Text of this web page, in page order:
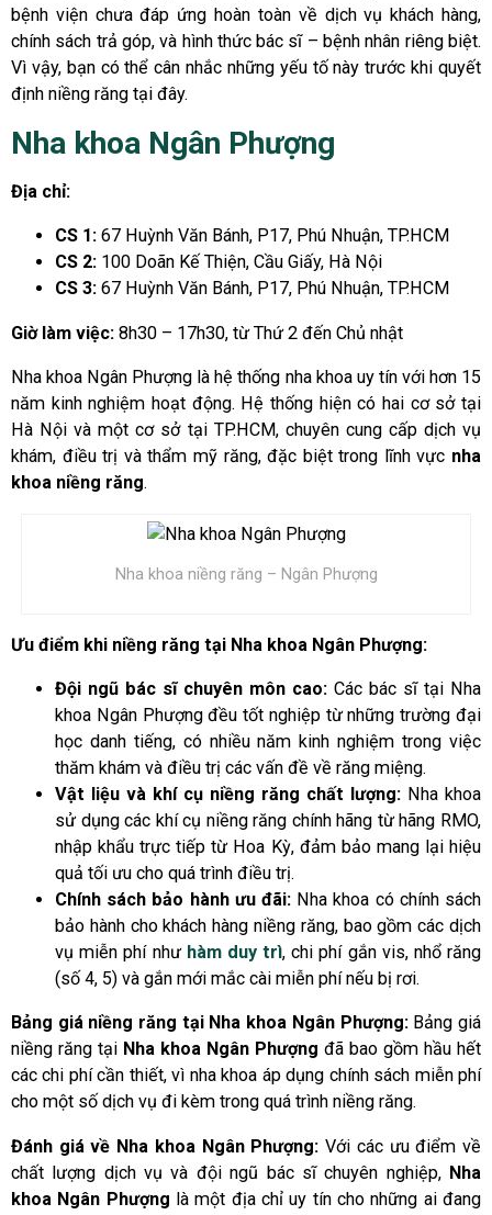
bệnh viện chưa đáp ứng hoàn toàn về dịch vụ khách hàng,
chính sách trả góp, và hình thức bác sĩ – bệnh nhân riêng biệt.
Vì vậy, bạn có thể cân nhắc những yếu tố này trước khi quyết
định niềng răng tại đây.
Nha khoa Ngân Phượng
Địa chỉ:
CS 1: 67 Huỳnh Văn Bánh, P17, Phú Nhuận, TP.HCM
CS 2: 100 Doãn Kế Thiện, Cầu Giấy, Hà Nội
CS 3: 67 Huỳnh Văn Bánh, P17, Phú Nhuận, TP.HCM
Giờ làm việc: 8h30 – 17h30, từ Thứ 2 đến Chủ nhật
Nha khoa Ngân Phượng là hệ thống nha khoa uy tín với hơn 15
năm kinh nghiệm hoạt động. Hệ thống hiện có hai cơ sở tại
Hà Nội và một cơ sở tại TP.HCM, chuyên cung cấp dịch vụ
khám, điều trị và thẩm mỹ răng, đặc biệt trong lĩnh vực nha
khoa niềng răng.
Nha khoa niềng răng – Ngân Phượng
Ưu điểm khi niềng răng tại Nha khoa Ngân Phượng:
Đội ngũ bác sĩ chuyên môn cao: Các bác sĩ tại Nha
khoa Ngân Phượng đều tốt nghiệp từ những trường đại
học danh tiếng, có nhiều năm kinh nghiệm trong việc
thăm khám và điều trị các vấn đề về răng miệng.
Vật liệu và khí cụ niềng răng chất lượng: Nha khoa
sử dụng các khí cụ niềng răng chính hãng từ hãng RMO,
nhập khẩu trực tiếp từ Hoa Kỳ, đảm bảo mang lại hiệu
quả tối ưu cho quá trình điều trị.
Chính sách bảo hành ưu đãi: Nha khoa có chính sách
bảo hành cho khách hàng niềng răng, bao gồm các dịch
vụ miễn phí như hàm duy trì, chi phí gắn vis, nhổ răng
(số 4, 5) và gắn mới mắc cài miễn phí nếu bị rơi.
Bảng giá niềng răng tại Nha khoa Ngân Phượng: Bảng giá
niềng răng tại Nha khoa Ngân Phượng đã bao gồm hầu hết
các chi phí cần thiết, vì nha khoa áp dụng chính sách miễn phí
cho một số dịch vụ đi kèm trong quá trình niềng răng.
Đánh giá về Nha khoa Ngân Phượng:Với các ưu điểm về
chất lượng dịch vụ và đội ngũ bác sĩ chuyên nghiệp, Nha
khoa Ngân Phượng là một địa chỉ uy tín cho những ai đang